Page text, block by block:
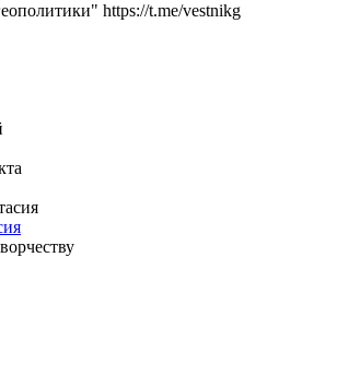
https://t.me/vestnikg